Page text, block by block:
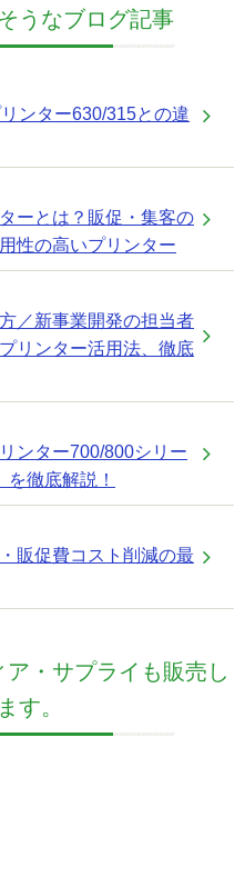
うなブログ記事
ンター630/315との違
ーとは？販促・集客の
性の高いプリンター
／新事業開発の担当者
リンター活用法、徹底
ンター700/800シリー
徹底解説！
販促費コスト削減の最
・サプライも販売し
す。